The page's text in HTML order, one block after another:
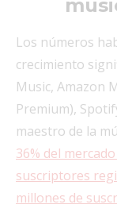
Los números
crecimiento
Music, Amazon
Premium),
maestro de la
36% del
suscriptores
millones de